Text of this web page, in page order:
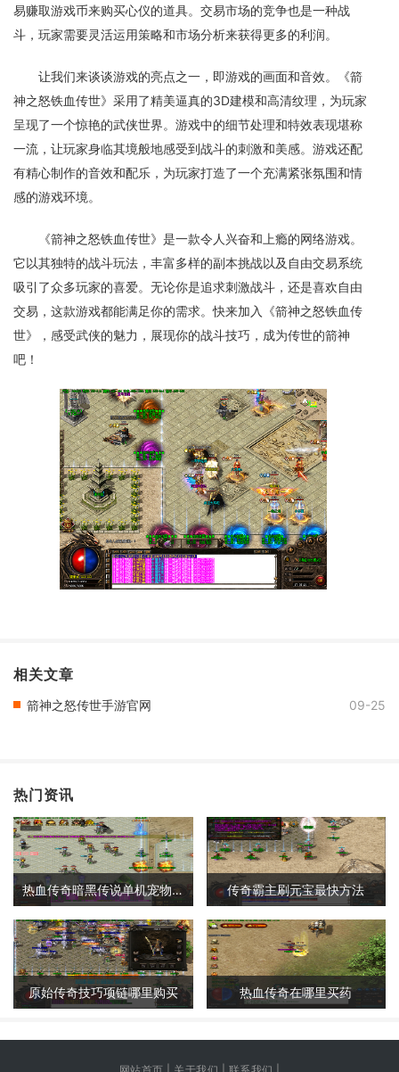
易赚取游戏币来购买心仪的道具。交易市场的竞争也是一种战
斗，玩家需要灵活运用策略和市场分析来获得更多的利润。
让我们来谈谈游戏的亮点之一，即游戏的画面和音效。《箭
神之怒铁血传世》采用了精美逼真的3D建模和高清纹理，为玩家
呈现了一个惊艳的武侠世界。游戏中的细节处理和特效表现堪称
一流，让玩家身临其境般地感受到战斗的刺激和美感。游戏还配
有精心制作的音效和配乐，为玩家打造了一个充满紧张氛围和情
感的游戏环境。
《箭神之怒铁血传世》是一款令人兴奋和上瘾的网络游戏。
它以其独特的战斗玩法，丰富多样的副本挑战以及自由交易系统
吸引了众多玩家的喜爱。无论你是追求刺激战斗，还是喜欢自由
交易，这款游戏都能满足你的需求。快来加入《箭神之怒铁血传
世》，感受武侠的魅力，展现你的战斗技巧，成为传世的箭神
吧！
相关文章
箭神之怒传世手游官网 09-25
热门资讯
热血传奇暗黑传说单机宠物攻略 传奇霸主刷元宝最快方法
原始传奇技巧项链哪里购买 热血传奇在哪里买药